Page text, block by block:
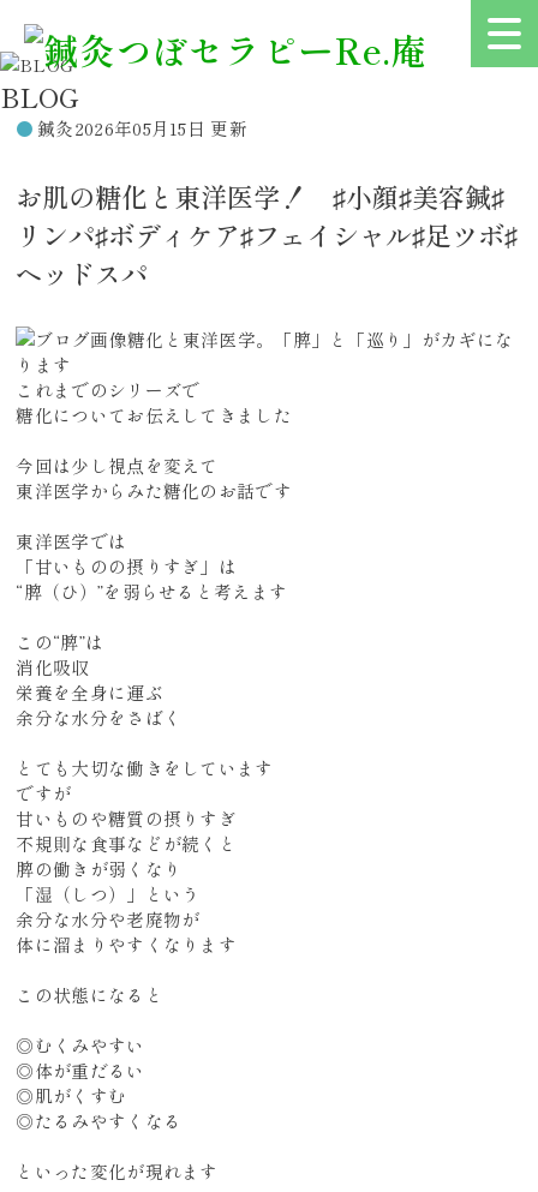
BLOG
鍼灸2026年05月15日 更新
お肌の糖化と東洋医学！ ♯小顔♯美容鍼♯
リンパ♯ボディケア♯フェイシャル♯足ツボ♯
ヘッドスパ
糖化と東洋医学。「脾」と「巡り」がカギにな
ります
これまでのシリーズで
糖化についてお伝えしてきました
今回は少し視点を変えて
東洋医学からみた糖化のお話です
東洋医学では
「甘いものの摂りすぎ」は
“脾（ひ）”を弱らせると考えます
この“脾”は
消化吸収
栄養を全身に運ぶ
余分な水分をさばく
とても大切な働きをしています
ですが
甘いものや糖質の摂りすぎ
不規則な食事などが続くと
脾の働きが弱くなり
「湿（しつ）」という
余分な水分や老廃物が
体に溜まりやすくなります
この状態になると
◎むくみやすい
◎体が重だるい
◎肌がくすむ
◎たるみやすくなる
といった変化が現れます